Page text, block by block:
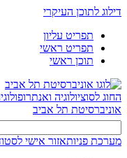
דילוג לתוכן העיקרי
תפריט עליון
תפריט ראשי
תוכן ראשי
החוג לסוציולוגיה
אוניברסיטת תל אביב
מערכת פניותאזור אישי